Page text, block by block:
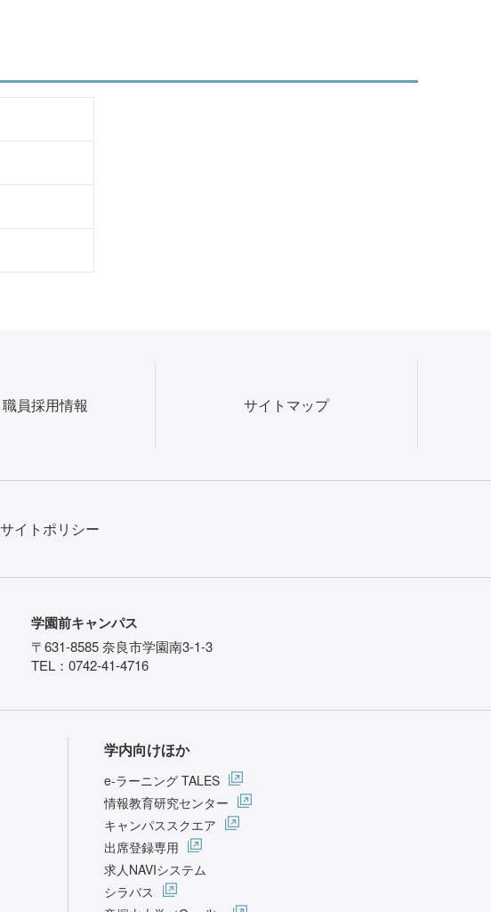
員採用情報 サイトマップ
サイトポリシー
学園前キャンパス
〒631-8585 奈良市学園南3-1-3
TEL：0742-41-4716
学内向けほか
e-ラーニング TALES
情報教育研究センター
キャンパススクエア
出席登録専用
求人NAVIシステム
シラバス